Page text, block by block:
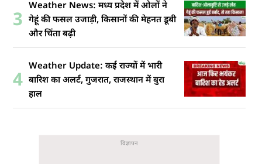
3
Weather News: मध्य प्रदेश में ओलों ने
गेहूं की फसल उजाड़ी, किसानों की मेहनत डूबी
और चिंता बढ़ी
4
Weather Update: कई राज्यों में भारी
बारिश का अलर्ट, गुजरात, राजस्थान में बुरा
हाल